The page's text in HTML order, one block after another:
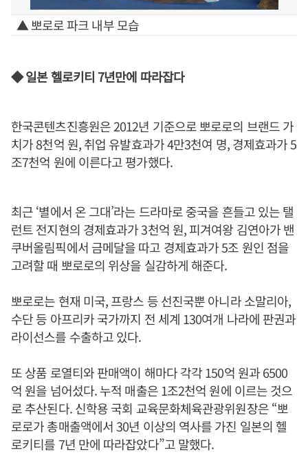
▲ 뽀로로 파크 내부 모습
◆ 일본 헬로키티 7년만에 따라잡다
한국콘텐츠진흥원은 2012년 기준으로 뽀로로의 브랜드 가
치가 8천억 원, 취업 유발효과가 4만3천여 명, 경제효과가 5
조7천억 원에 이른다고 평가했다.
최근 ‘별에서 온 그대’라는 드라마로 중국을 흔들고 있는 탤
런트 전지현의 경제효과가 3천억 원, 피겨여왕 김연아가 밴
쿠버올림픽에서 금메달을 따고 경제효과가 5조 원인 점을
고려할 때 뽀로로의 위상을 실감하게 해준다.
뽀로로는 현재 미국, 프랑스 등 선진국뿐 아니라 소말리아,
수단 등 아프리카 국가까지 전 세계 130여개 나라에 판권과
라이선스를 수출하고 있다.
또 상품 로열티와 판매액이 해마다 각각 150억 원과 6500
억 원을 넘어섰다. 누적 매출은 1조2천억 원에 이르는 것으
로 추산된다. 신학용 국회 교육문화체육관광위원장은 “뽀
로로가 총매출액에서 30년 이상의 역사를 가진 일본의 헬
로키티를 7년 만에 따라잡았다”고 말했다.